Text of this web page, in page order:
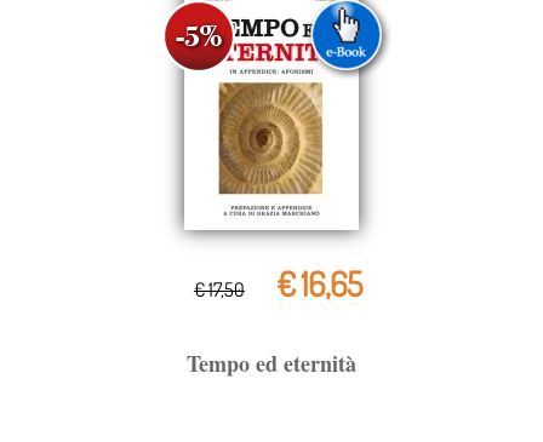
€ 17,50 € 16,65
Tempo ed eternità